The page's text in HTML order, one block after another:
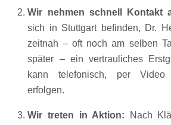
Wir nehmen schnell Kontakt
sich in Stuttgart befinden, Dr.
zeitnah – oft noch am selben
später – ein vertrauliches
kann telefonisch, per Video
erfolgen.
Wir treten in Aktion: Nach